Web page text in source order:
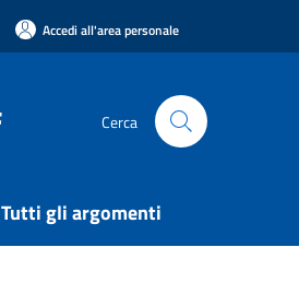
Accedi all'area personale
Cerca
Tutti gli argomenti